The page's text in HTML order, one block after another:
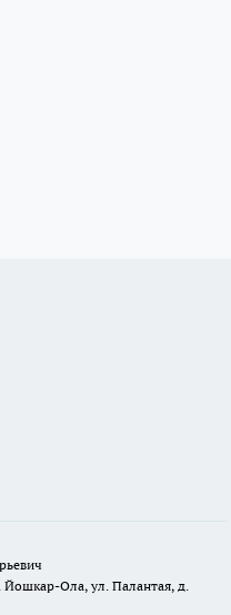
Йошкар-Ола, ул. Палантая, д.